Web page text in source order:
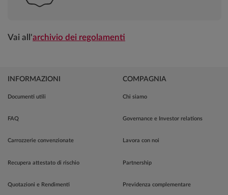
Vai all'archivio dei regolamenti
INFORMAZIONI
Documenti utili
FAQ
Carrozzerie convenzionate
Recupera attestato di rischio
Quotazioni e Rendimenti
COMPAGNIA
Chi siamo
Governance e Investor relations
Lavora con noi
Partnership
Previdenza complementare